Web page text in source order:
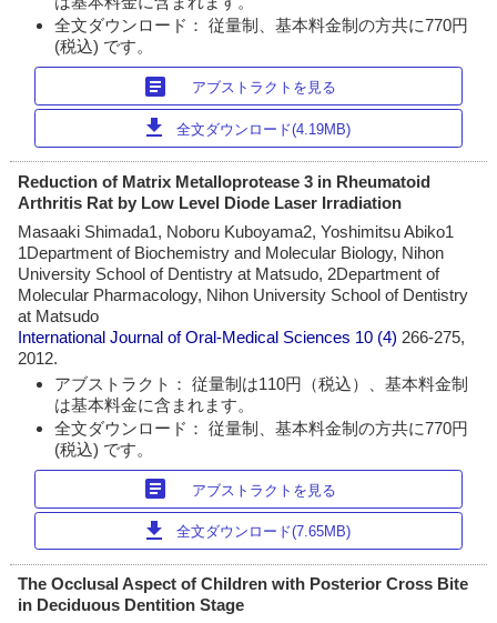
全文ダウンロード： 従量制、基本料金制の方共に770円
(税込) です。
article アブストラクトを見る
download 全文ダウンロード(4.19MB)
Reduction of Matrix Metalloprotease 3 in Rheumatoid
Arthritis Rat by Low Level Diode Laser Irradiation
Masaaki Shimada1, Noboru Kuboyama2, Yoshimitsu Abiko1
1Department of Biochemistry and Molecular Biology, Nihon
University School of Dentistry at Matsudo, 2Department of
Molecular Pharmacology, Nihon University School of Dentistry
at Matsudo
International Journal of Oral-Medical Sciences 10 (4) 266-275,
2012.
アブストラクト： 従量制は110円（税込）、基本料金制
は基本料金に含まれます。
全文ダウンロード： 従量制、基本料金制の方共に770円
(税込) です。
article アブストラクトを見る
download 全文ダウンロード(7.65MB)
The Occlusal Aspect of Children with Posterior Cross Bite
in Deciduous Dentition Stage